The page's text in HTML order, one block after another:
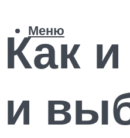
Меню
Как
и